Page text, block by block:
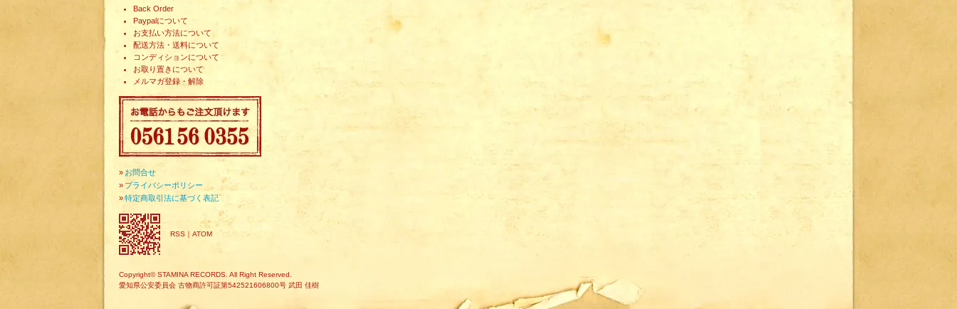
Back Order
Paypalについて
お支払い方法について
配送方法・送料について
コンディションについて
お取り置きについて
メルマガ登録・解除
» お問合せ
» プライバシーポリシー
»特定商取引法に基づく表記
RSS ｜ ATOM
Copyright© STAMINA RECORDS. All Right Reserved.
愛知県公安委員会 古物商許可証第542521606800号 武田 佳樹